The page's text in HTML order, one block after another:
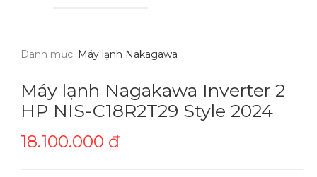
Danh mục: Máy lạnh Nakagawa
Máy lạnh Nagakawa Inverter 2
HP NIS-C18R2T29 Style 2024
18.100.000 ₫